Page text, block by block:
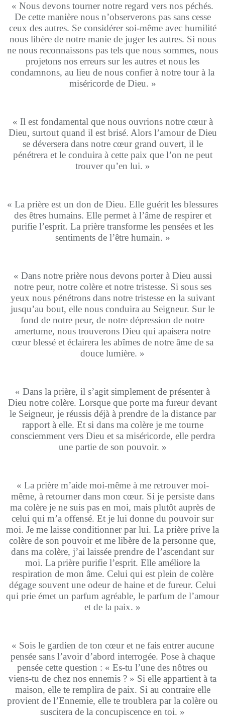
« Nous devons tourner notre regard vers nos péchés.
De cette manière nous n’observerons pas sans cesse
ceux des autres. Se considérer soi-même avec humilité
nous libère de notre manie de juger les autres. Si nous
ne nous reconnaissons pas tels que nous sommes, nous
projetons nos erreurs sur les autres et nous les
condamnons, au lieu de nous confier à notre tour à la
miséricorde de Dieu. »
« Il est fondamental que nous ouvrions notre cœur à
Dieu, surtout quand il est brisé. Alors l’amour de Dieu
se déversera dans notre cœur grand ouvert, il le
pénétrera et le conduira à cette paix que l’on ne peut
trouver qu’en lui. »
« La prière est un don de Dieu. Elle guérit les blessures
des êtres humains. Elle permet à l’âme de respirer et
purifie l’esprit. La prière transforme les pensées et les
sentiments de l’être humain. »
« Dans notre prière nous devons porter à Dieu aussi
notre peur, notre colère et notre tristesse. Si sous ses
yeux nous pénétrons dans notre tristesse en la suivant
jusqu’au bout, elle nous conduira au Seigneur. Sur le
fond de notre peur, de notre dépression de notre
amertume, nous trouverons Dieu qui apaisera notre
cœur blessé et éclairera les abîmes de notre âme de sa
douce lumière. »
« Dans la prière, il s’agit simplement de présenter à
Dieu notre colère. Lorsque que porte ma fureur devant
le Seigneur, je réussis déjà à prendre de la distance par
rapport à elle. Et si dans ma colère je me tourne
consciemment vers Dieu et sa miséricorde, elle perdra
une partie de son pouvoir. »
« La prière m’aide moi-même à me retrouver moi-
même, à retourner dans mon cœur. Si je persiste dans
ma colère je ne suis pas en moi, mais plutôt auprès de
celui qui m’a offensé. Et je lui donne du pouvoir sur
moi. Je me laisse conditionner par lui. La prière prive la
colère de son pouvoir et me libère de la personne que,
dans ma colère, j’ai laissée prendre de l’ascendant sur
moi. La prière purifie l’esprit. Elle améliore la
respiration de mon âme. Celui qui est plein de colère
dégage souvent une odeur de haine et de fureur. Celui
qui prie émet un parfum agréable, le parfum de l’amour
et de la paix. »
« Sois le gardien de ton cœur et ne fais entrer aucune
pensée sans l’avoir d’abord interrogée. Pose à chaque
pensée cette question : « Es-tu l’une des nôtres ou
viens-tu de chez nos ennemis ? » Si elle appartient à ta
maison, elle te remplira de paix. Si au contraire elle
provient de l’Ennemie, elle te troublera par la colère ou
suscitera de la concupiscence en toi. »